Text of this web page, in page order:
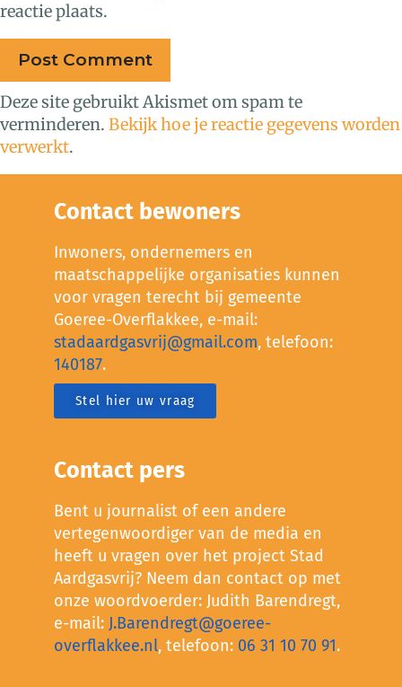
reactie plaats.
Deze site gebruikt Akismet om spam te
verminderen. Bekijk hoe je reactie gegevens worden
verwerkt.
Contact bewoners
Inwoners, ondernemers en
maatschappelijke organisaties kunnen
voor vragen terecht bij gemeente
Goeree-Overflakkee, e-mail:
stadaardgasvrij@gmail.com, telefoon:
140187.
Stel hier uw vraag
Contact pers
Bent u journalist of een andere
vertegenwoordiger van de media en
heeft u vragen over het project Stad
Aardgasvrij? Neem dan contact op met
onze woordvoerder: Judith Barendregt,
e-mail: J.Barendregt@goeree-
overflakkee.nl, telefoon: 06 31 10 70 91.